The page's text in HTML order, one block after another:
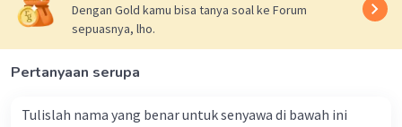
Kalor pembakaran yg dihasilkan:
0,5 × -2600/2 = -650 kJ
Dengan Gold kamu bisa tanya soal ke Forum
sepuasnya, lho.
Pertanyaan serupa
Tulislah nama yang benar untuk senyawa di bawah ini